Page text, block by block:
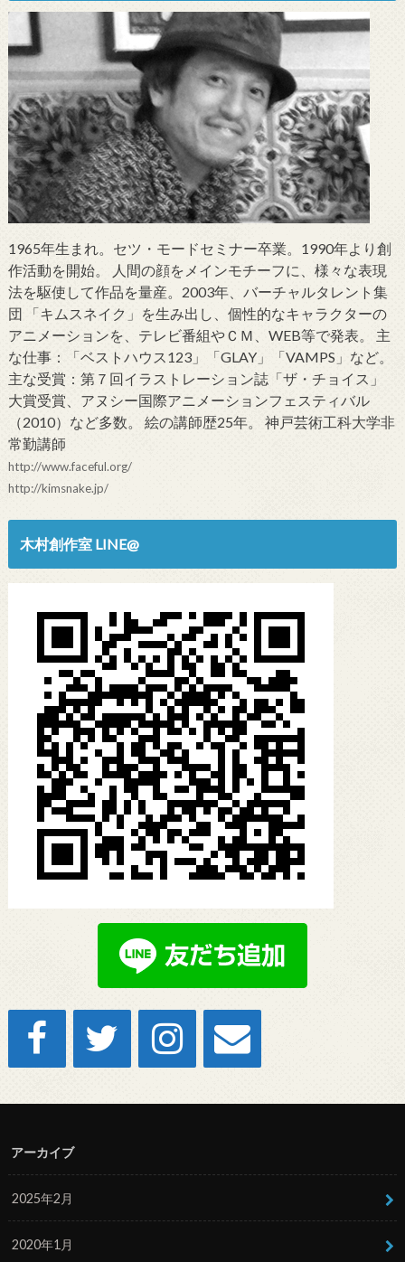
1965年生まれ。セツ・モードセミナー卒業。1990年より創
作活動を開始。 人間の顔をメインモチーフに、様々な表現
法を駆使して作品を量産。2003年、バーチャルタレント集
団 「キムスネイク」を生み出し、個性的なキャラクターの
アニメーションを、テレビ番組やＣＭ、WEB等で発表。 主
な仕事：「ベストハウス123」「GLAY」「VAMPS」など。
主な受賞：第７回イラストレーション誌「ザ・チョイス」
大賞受賞、アヌシー国際アニメーションフェスティバル
（2010）など多数。 絵の講師歴25年。 神戸芸術工科大学非
常勤講師
http://www.faceful.org/
http://kimsnake.jp/
木村創作室 LINE@
アーカイブ
2025年2月
2020年1月